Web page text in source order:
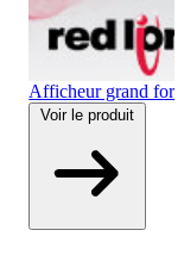
Afficheur grand
Voir le produit